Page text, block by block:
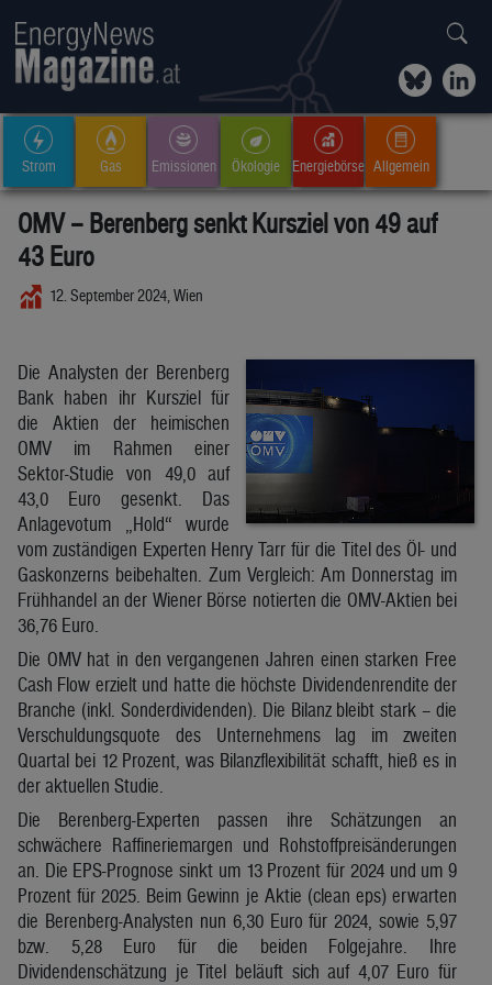
Strom Gas Emissionen Ökologie Energiebörse Allgemein
OMV – Berenberg senkt Kursziel von 49 auf
43 Euro
12. September 2024, Wien
Die Analysten der Berenberg
Bank haben ihr Kursziel für
die Aktien der heimischen
OMV im Rahmen einer
Sektor-Studie von 49,0 auf
43,0 Euro gesenkt. Das
Anlagevotum „Hold“ wurde
vom zuständigen Experten Henry Tarr für die Titel des Öl- und
Gaskonzerns beibehalten. Zum Vergleich: Am Donnerstag im
Frühhandel an der Wiener Börse notierten die OMV-Aktien bei
36,76 Euro.
Die OMV hat in den vergangenen Jahren einen starken Free
Cash Flow erzielt und hatte die höchste Dividendenrendite der
Branche (inkl. Sonderdividenden). Die Bilanz bleibt stark – die
Verschuldungsquote des Unternehmens lag im zweiten
Quartal bei 12 Prozent, was Bilanzflexibilität schafft, hieß es in
der aktuellen Studie.
Die Berenberg-Experten passen ihre Schätzungen an
schwächere Raffineriemargen und Rohstoffpreisänderungen
an. Die EPS-Prognose sinkt um 13 Prozent für 2024 und um 9
Prozent für 2025. Beim Gewinn je Aktie (clean eps) erwarten
die Berenberg-Analysten nun 6,30 Euro für 2024, sowie 5,97
bzw. 5,28 Euro für die beiden Folgejahre. Ihre
Dividendenschätzung je Titel beläuft sich auf 4,07 Euro für